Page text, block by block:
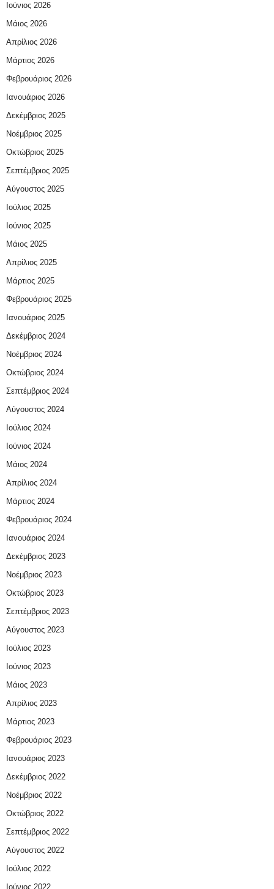
Ιούνιος 2026
Μάιος 2026
Απρίλιος 2026
Μάρτιος 2026
Φεβρουάριος 2026
Ιανουάριος 2026
Δεκέμβριος 2025
Νοέμβριος 2025
Οκτώβριος 2025
Σεπτέμβριος 2025
Αύγουστος 2025
Ιούλιος 2025
Ιούνιος 2025
Μάιος 2025
Απρίλιος 2025
Μάρτιος 2025
Φεβρουάριος 2025
Ιανουάριος 2025
Δεκέμβριος 2024
Νοέμβριος 2024
Οκτώβριος 2024
Σεπτέμβριος 2024
Αύγουστος 2024
Ιούλιος 2024
Ιούνιος 2024
Μάιος 2024
Απρίλιος 2024
Μάρτιος 2024
Φεβρουάριος 2024
Ιανουάριος 2024
Δεκέμβριος 2023
Νοέμβριος 2023
Οκτώβριος 2023
Σεπτέμβριος 2023
Αύγουστος 2023
Ιούλιος 2023
Ιούνιος 2023
Μάιος 2023
Απρίλιος 2023
Μάρτιος 2023
Φεβρουάριος 2023
Ιανουάριος 2023
Δεκέμβριος 2022
Νοέμβριος 2022
Οκτώβριος 2022
Σεπτέμβριος 2022
Αύγουστος 2022
Ιούλιος 2022
Ιούνιος 2022